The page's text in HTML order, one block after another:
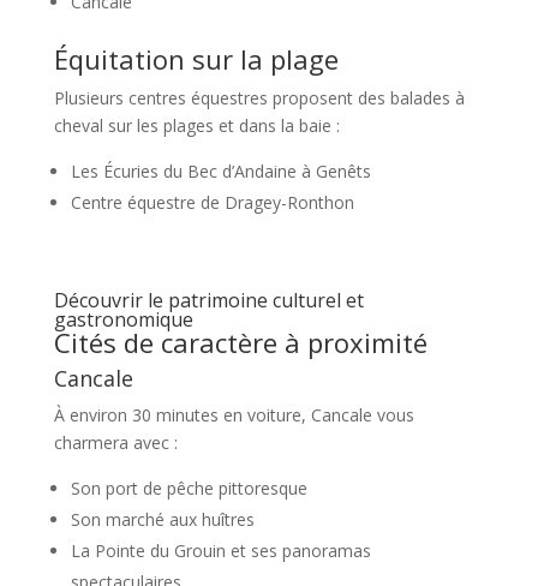
Équitation sur la plage
Plusieurs centres équestres proposent des balades à
cheval sur les plages et dans la baie :
Les Écuries du Bec d’Andaine à Genêts
Centre équestre de Dragey-Ronthon
Découvrir le patrimoine culturel et
gastronomique
Cités de caractère à proximité
Cancale
À environ 30 minutes en voiture, Cancale vous
charmera avec :
Son port de pêche pittoresque
Son marché aux huîtres
La Pointe du Grouin et ses panoramas